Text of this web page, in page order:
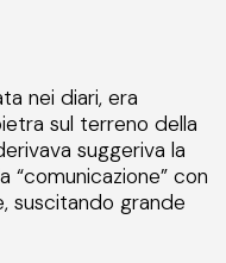
nei diari, era
sul terreno della
suggeriva la
con
suscitando grande